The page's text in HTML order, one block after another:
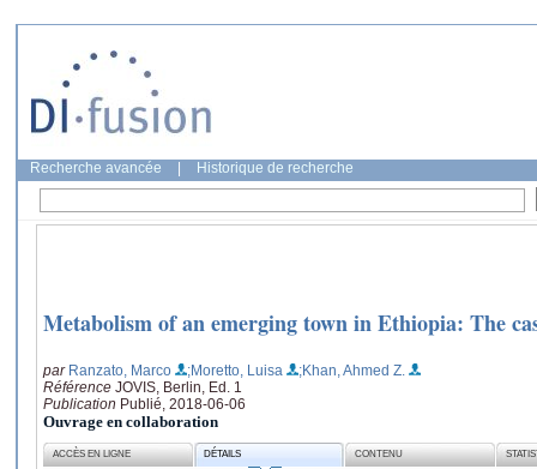
Recherche avancée Historique de recherche
Metabolism of an emerging town in Ethiopia: The
par Ranzato, Marco ;Moretto, Luisa
;Khan, Ahmed Z.
Référence JOVIS, Berlin, Ed. 1
Publication Publié, 2018-06-06
Ouvrage en collaboration
ACCÈS EN LIGNE DÉTAILS CONTENU